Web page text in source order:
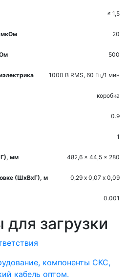
≤ 1,5
мкOм 20
500
1000 В RMS, 60 Гц/1 мин
коробка
0.9
1
мм 482,6 x 44,5 x 280
(ШхВхГ), м 0,29 х 0,07 х 0,09
0.001
загрузки